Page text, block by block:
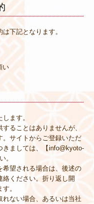
下記となります。
い
ます。
ることはありませんが、
。サイトからご登録いただ
きましては、【info@kyoto-
。
希望される場合は、後述の
ください。折り返し開
。
ない場合、あるいは当社